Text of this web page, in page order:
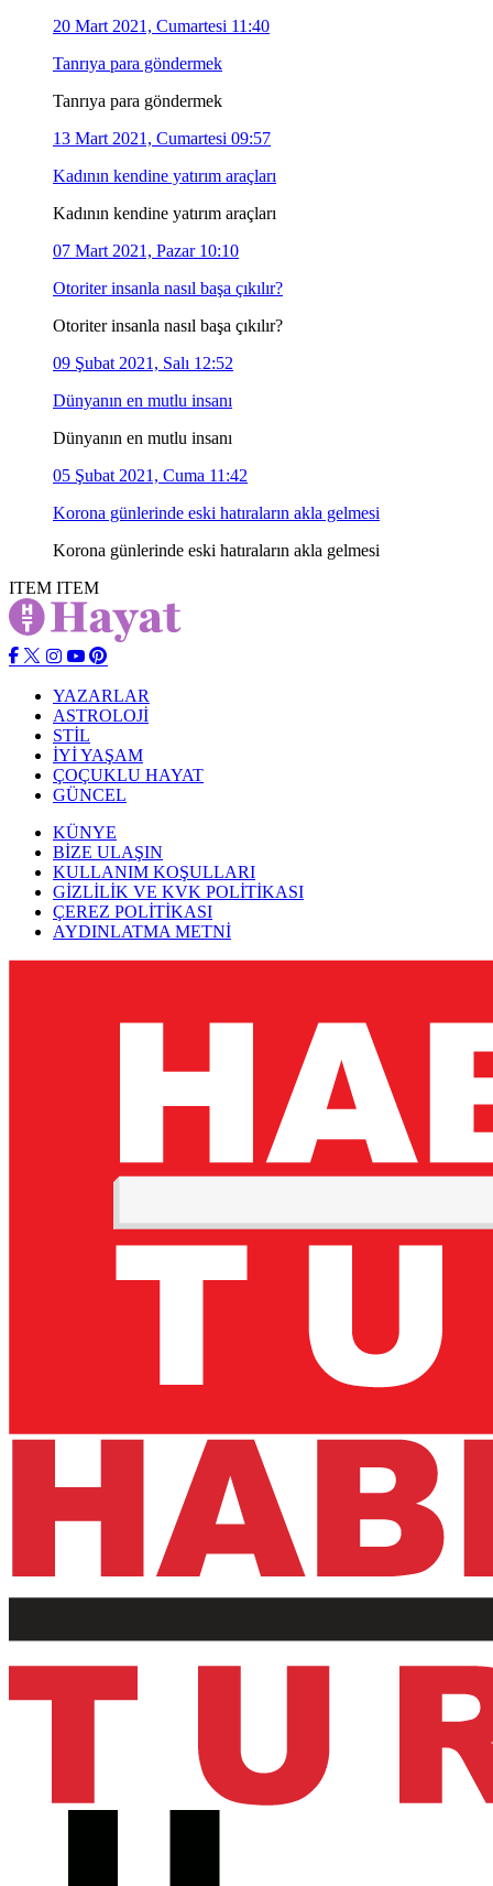
20 Mart 2021, Cumartesi 11:40
Tanrıya para göndermek
Tanrıya para göndermek
13 Mart 2021, Cumartesi 09:57
Kadının kendine yatırım araçları
Kadının kendine yatırım araçları
07 Mart 2021, Pazar 10:10
Otoriter insanla nasıl başa çıkılır?
Otoriter insanla nasıl başa çıkılır?
09 Şubat 2021, Salı 12:52
Dünyanın en mutlu insanı
Dünyanın en mutlu insanı
05 Şubat 2021, Cuma 11:42
Korona günlerinde eski hatıraların akla gelmesi
Korona günlerinde eski hatıraların akla gelmesi
ITEM ITEM
YAZARLAR
ASTROLOJİ
STİL
İYİ YAŞAM
ÇOÇUKLU HAYAT
GÜNCEL
KÜNYE
BİZE ULAŞIN
KULLANIM KOŞULLARI
GİZLİLİK VE KVK POLİTİKASI
ÇEREZ POLİTİKASI
AYDINLATMA METNİ